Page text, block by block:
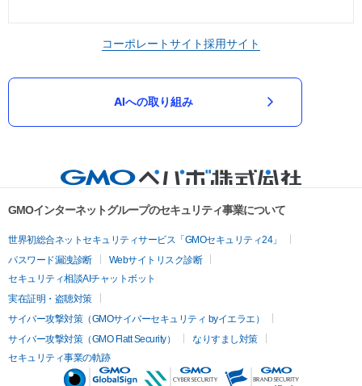
コーポレートサイト採用サイト
AIへの取り組み
GMOインターネットグループのセキュリティ事業について
世界初総合ネットセキュリティサービス「GMOセキュリティ24」
パスワード漏洩診断
Webサイトリスク診断
セキュリティ相談AIチャットボット
実在証明・盗聴対策
サイバー攻撃対策（GMOサイバーセキュリティ byイエラエ）
サイバー攻撃対策（GMO Flatt Security）
なりすまし対策
セキュリティ事業の軌跡